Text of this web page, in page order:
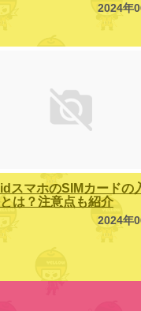
2024年
スマホのSIMカードの
は？注意点も紹介
2024年